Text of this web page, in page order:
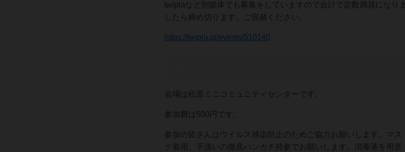
twiplaなど別媒体でも募集をしていますので合計で定数満員になりま
したら締め切ります。ご容赦ください。
https://twipla.jp/events/510140
会場は松原ミニコミュニティセンターです。
参加費は500円です。
参加の皆さんはウイルス感染防止のためご協力お願いします。マス
ク着用、手洗いの徹底ハンカチ持参でお願いします。消毒液を用意